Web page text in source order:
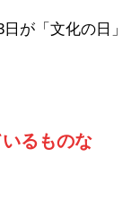
が「文化の日」
るものな